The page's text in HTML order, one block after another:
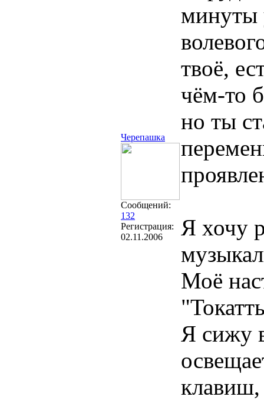
Черепашка
Сообщений:
132
Регистрация:
02.11.2006
минуты
твоё,
чём-то
но ты
Я хочу
Моё
Я сижу
клавиш,